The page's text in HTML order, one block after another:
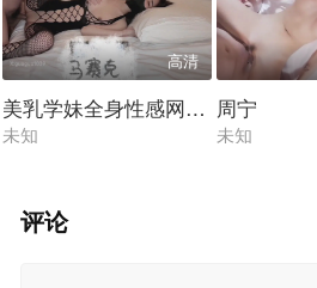
高清
美乳学妹全身性感网袜酒店内足交
未知
周宁
未知
评论